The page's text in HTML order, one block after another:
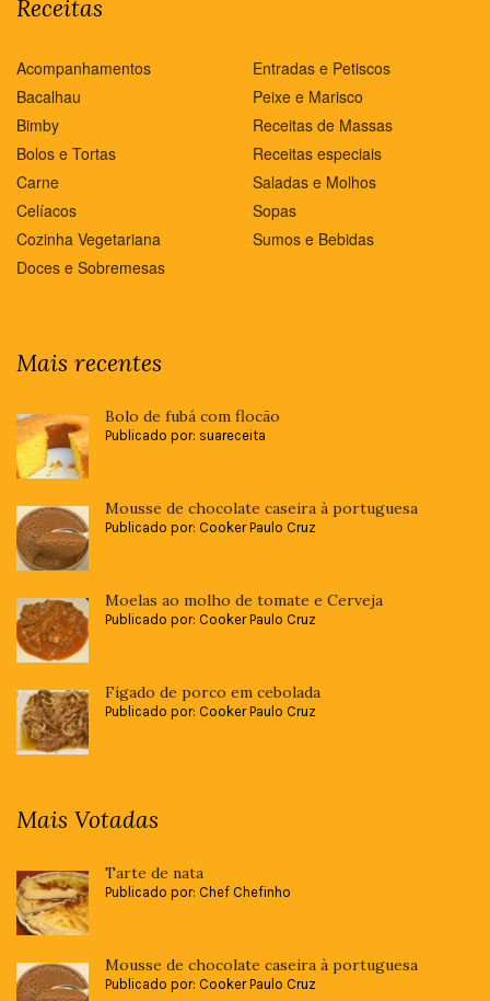
Receitas
Acompanhamentos
Bacalhau
Bimby
Bolos e Tortas
Carne
Celíacos
Cozinha Vegetariana
Doces e Sobremesas
Entradas e Petiscos
Peixe e Marisco
Receitas de Massas
Receitas especiais
Saladas e Molhos
Sopas
Sumos e Bebidas
Mais recentes
Bolo de fubá com flocão
Publicado por: suareceita
Mousse de chocolate caseira à portuguesa
Publicado por: Cooker Paulo Cruz
Moelas ao molho de tomate e Cerveja
Publicado por: Cooker Paulo Cruz
Fígado de porco em cebolada
Publicado por: Cooker Paulo Cruz
Mais Votadas
Tarte de nata
Publicado por: Chef Chefinho
Mousse de chocolate caseira à portuguesa
Publicado por: Cooker Paulo Cruz